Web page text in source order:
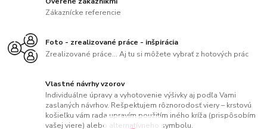
Zákaznícke referencie
Foto - zrealizované práce - inšpirácia
Zrealizované práce... Aj tu si môžete vybrať z hotových prác
Vlastné návrhy vzorov
Individuálne úpravy a vyhotovenie výšivky aj podľa Vami
zaslaných návrhov. Rešpektujem rôznorodosť viery – krstovú
košieľku vám rada upravím použitím iného kríža (prispôsobím
vašej viere) alebo alternatívneho symbolu.